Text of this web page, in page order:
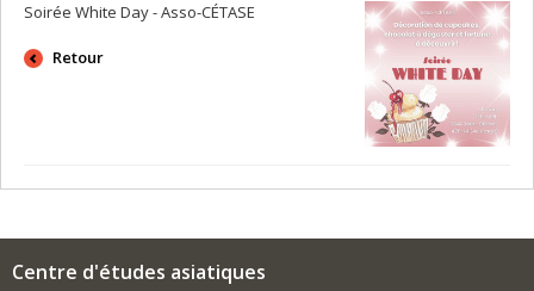
Soirée White Day - Asso-CÉTASE
Retour
Centre d'études asiatiques